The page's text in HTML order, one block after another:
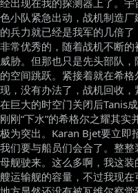
经出现在我的探测器上了。
色小队紧急出动，战机制造
的兵力就已经是我军的几倍
非常优秀的，随着战机不断
威胁。但那也只是先头部队
的空间跳跃。紧接着就在希
现，没有办法了，战机回收
在巨大的时空门关闭后Tanis
刚刚“下水”的希格尔之耀其
极为突出。Karan Bjet要立即
我们要与船员们会合了。整
母舰驶来。这么多啊，我这
艘运输舰的容量，不过我现